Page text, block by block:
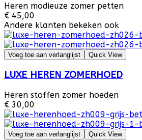
Heren modieuze zomer petten
€ 45,00
Andere klanten bekeken ook
Voeg toe aan verlanglijst Quick View
LUXE HEREN ZOMERHOED
Heren stoffen zomer hoeden
€ 30,00
Voeg toe aan verlanglijst Quick View